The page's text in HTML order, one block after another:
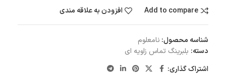
Add to compare افزودن به علاقه مندی
شناسه محصول: نامعلوم
دسته: بلبرینگ تماس زاویه ای
اشتراک گذاری: